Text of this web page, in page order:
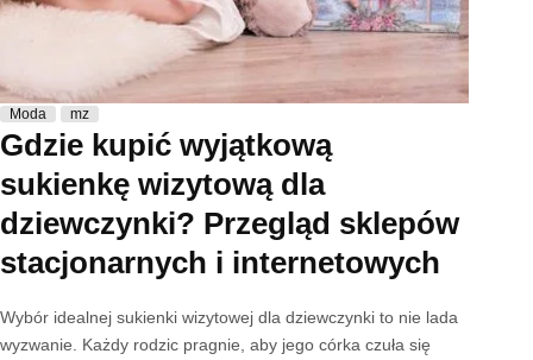
Moda mz
Gdzie kupić wyjątkową
sukienkę wizytową dla
dziewczynki? Przegląd sklepów
stacjonarnych i internetowych
Wybór idealnej sukienki wizytowej dla dziewczynki to nie lada
wyzwanie. Każdy rodzic pragnie, aby jego córka czuła się